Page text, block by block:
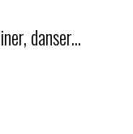
danser...